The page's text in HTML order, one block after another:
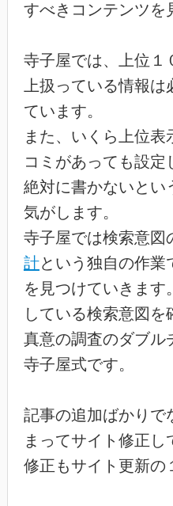
すべきコンテンツを
寺子屋では、上位１
上扱っている情報
ています。
また、いくら上位表
コミがあっても設定
絶対に書かないとい
気がします。
寺子屋では検索意図
計という独自の作業
を見つけていきます
している検索意図
真意の調査のダブル
寺子屋式です。
記事の追加ばかりで
まってサイト修正し
修正もサイト更新の